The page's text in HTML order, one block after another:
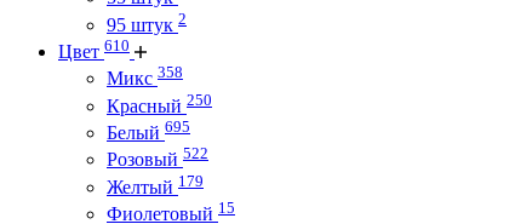
95 штук 2
Цвет 610
Микс 358
Красный 250
Белый 695
Розовый 522
Желтый 179
Фиолетовый 15